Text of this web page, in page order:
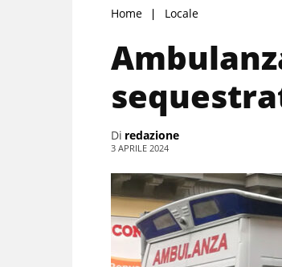
Home Locale
Di redazione
3 APRILE 2024